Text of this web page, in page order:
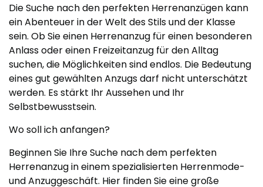
Die Suche nach den perfekten Herrenanzügen kann
ein Abenteuer in der Welt des Stils und der Klasse
sein. Ob Sie einen Herrenanzug für einen besonderen
Anlass oder einen Freizeitanzug für den Alltag
suchen, die Möglichkeiten sind endlos. Die Bedeutung
eines gut gewählten Anzugs darf nicht unterschätzt
werden. Es stärkt Ihr Aussehen und Ihr
Selbstbewusstsein.
Wo soll ich anfangen?
Beginnen Sie Ihre Suche nach dem perfekten
Herrenanzug in einem spezialisierten Herrenmode-
und Anzuggeschäft. Hier finden Sie eine große